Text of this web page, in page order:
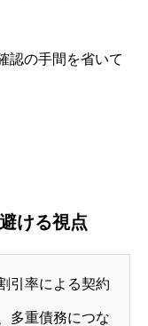
認の手間を省いて
ける視点
引率による契約
多重債務につな